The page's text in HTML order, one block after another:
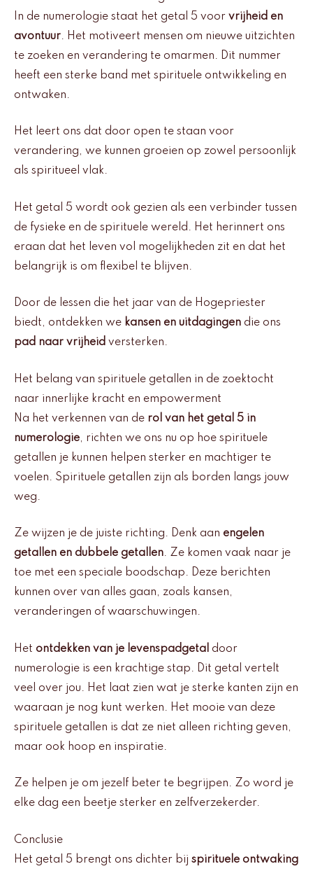
In de numerologie staat het getal 5 voor vrijheid en
avontuur. Het motiveert mensen om nieuwe uitzichten
te zoeken en verandering te omarmen. Dit nummer
heeft een sterke band met spirituele ontwikkeling en
ontwaken.
Het leert ons dat door open te staan voor
verandering, we kunnen groeien op zowel persoonlijk
als spiritueel vlak.
Het getal 5 wordt ook gezien als een verbinder tussen
de fysieke en de spirituele wereld. Het herinnert ons
eraan dat het leven vol mogelijkheden zit en dat het
belangrijk is om flexibel te blijven.
Door de lessen die het jaar van de Hogepriester
biedt, ontdekken we kansen en uitdagingen die ons
pad naar vrijheid versterken.
Het belang van spirituele getallen in de zoektocht
naar innerlijke kracht en empowerment
Na het verkennen van de rol van het getal 5 in
numerologie, richten we ons nu op hoe spirituele
getallen je kunnen helpen sterker en machtiger te
voelen. Spirituele getallen zijn als borden langs jouw
weg.
Ze wijzen je de juiste richting. Denk aan engelen
getallen en dubbele getallen. Ze komen vaak naar je
toe met een speciale boodschap. Deze berichten
kunnen over van alles gaan, zoals kansen,
veranderingen of waarschuwingen.
Het ontdekken van je levenspadgetal door
numerologie is een krachtige stap. Dit getal vertelt
veel over jou. Het laat zien wat je sterke kanten zijn en
waaraan je nog kunt werken. Het mooie van deze
spirituele getallen is dat ze niet alleen richting geven,
maar ook hoop en inspiratie.
Ze helpen je om jezelf beter te begrijpen. Zo word je
elke dag een beetje sterker en zelfverzekerder.
Conclusie
Het getal 5 brengt ons dichter bij spirituele ontwaking